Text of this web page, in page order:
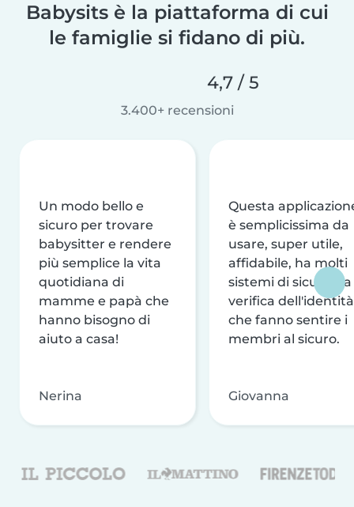
Babysits è la piattaforma di cui
le famiglie si fidano di più.
4,7 / 5
3.400+ recensioni
Un modo bello e
sicuro per trovare
babysitter e rendere
più semplice la vita
quotidiana di
mamme e papà che
hanno bisogno di
aiuto a casa!
Nerina
Questa
è semplicissima da
usare, super utile,
affidabile, ha molti
sistemi di sicurezza
verifica dell'identità
che fanno sentire i
membri al sicuro.
Giovanna